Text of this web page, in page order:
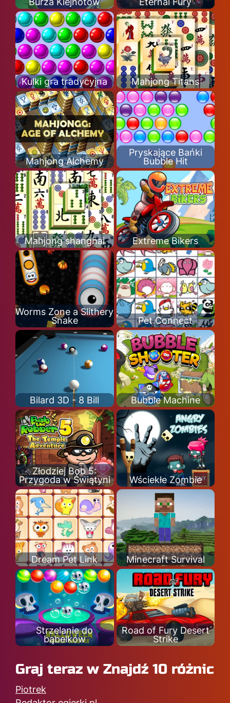
Kulki gra tradycyjna Mahjong Titans
Mahjong Alchemy
Pryskające Bańki
Bubble Hit
Mahjong shanghai Extreme Bikers
Worms Zone a Slithery
Snake
Pet Connect
Bilard 3D - 8 Bill Bubble Machine
Złodziej Bob 5:
Przygoda w Świątyni
Wściekłe Zombie
Dream Pet Link Minecraft Survival
Strzelanie do
bąbelków
Road of Fury Desert
Strike
Graj teraz w Znajdź 10 różnic
Piotrek